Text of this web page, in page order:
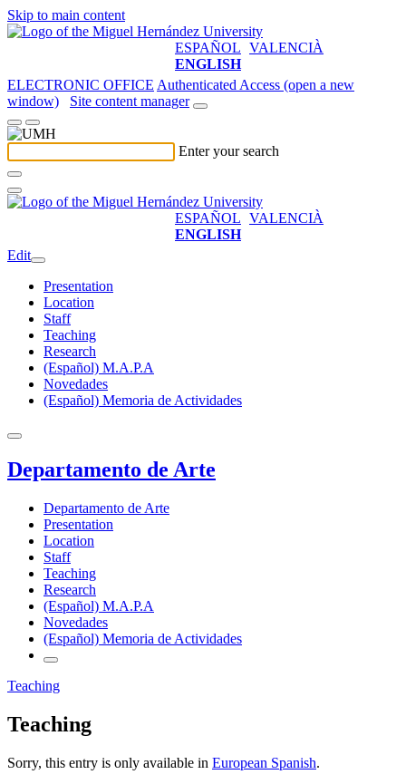
Skip to main content
ESPAÑOL VALENCIÀ
ENGLISH
ELECTRONIC OFFICE Authenticated Access (open a new
window)
Site content manager
Enter your search
ESPAÑOL VALENCIÀ
ENGLISH
Edit
Presentation
Location
Staff
Teaching
Research
(Español) M.A.P.A
Novedades
(Español) Memoria de Actividades
Departamento de Arte
Departamento de Arte
Presentation
Location
Staff
Teaching
Research
(Español) M.A.P.A
Novedades
(Español) Memoria de Actividades
Teaching
Teaching
Sorry, this entry is only available in European Spanish.